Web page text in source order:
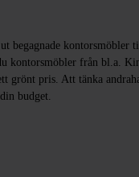
begagnade kontorsmöbler
kontorsmöbler från bl.a.
grönt pris. Att tänka
budget.